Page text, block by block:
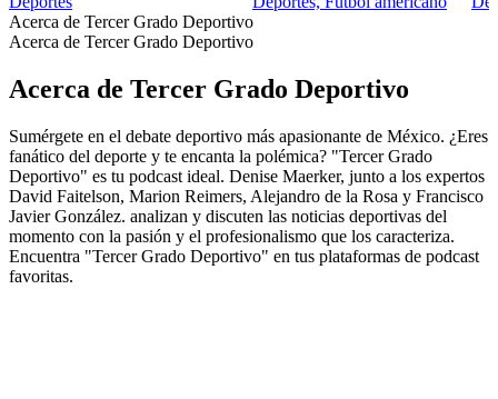
Acerca de Tercer Grado Deportivo
Acerca de Tercer Grado Deportivo
Acerca de Tercer Grado Deportivo
Sumérgete en el debate deportivo más apasionante de México. ¿Eres
fanático del deporte y te encanta la polémica? "Tercer Grado
Deportivo" es tu podcast ideal. Denise Maerker, junto a los expertos
David Faitelson, Marion Reimers, Alejandro de la Rosa y Francisco
Javier González. analizan y discuten las noticias deportivas del
momento con la pasión y el profesionalismo que los caracteriza.
Encuentra "Tercer Grado Deportivo" en tus plataformas de podcast
favoritas.